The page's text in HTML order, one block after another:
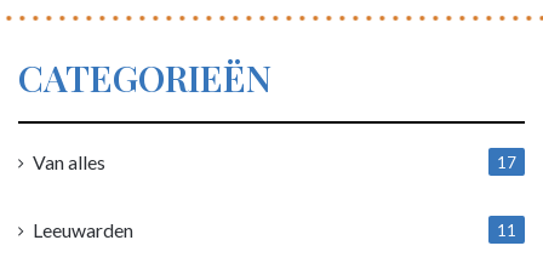
CATEGORIEËN
Van alles
17
Leeuwarden
11